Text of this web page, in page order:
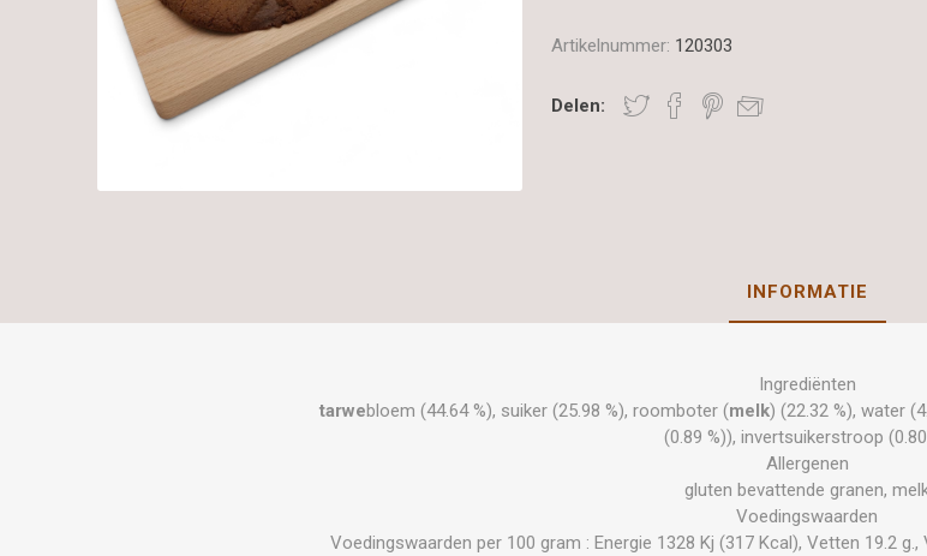
Artikelnummer: 120303
Delen:
INFORMATIE
Ingrediënten
tarwebloem (44.64 %), suiker (25.98 %), roomboter (melk) (22.32 %), water
(0.89 %)), invertsuikerstroop
Allergenen
gluten bevattende granen,
Voedingswaarden
Voedingswaarden per 100 gram : Energie 1328 Kj (317 Kcal), Vetten 19.2